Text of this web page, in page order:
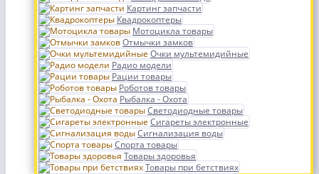
Картинг запчасти
Квадрокоптеры
Мотоцикла товары
Отмычки замков
Очки мультемидийные
Радио модели
Рации товары
Роботов товары
Рыбалка - Охота
Светодиодные товары
Сигареты электронные
Сигнализация воды
Спорта товары
Товары здоровья
Товары при бетствиях